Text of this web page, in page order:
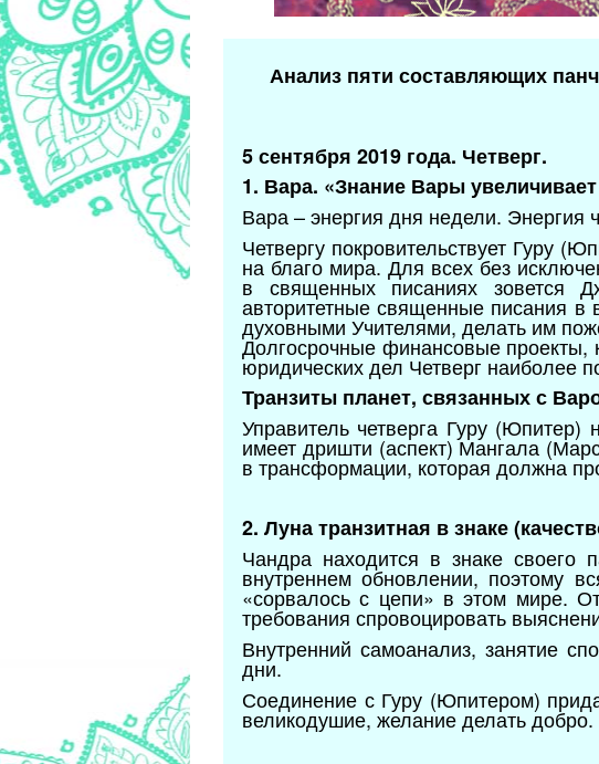
Анализ пяти составляющих
5 сентября 2019 года. Четверг.
1. Вара. «Знание Вары
Вара – энергия дня недели. Энергия
Четвергу покровительствует Гуру
на благо мира. Для всех без
в священных писаниях зовется
авторитетные священные писания
духовными Учителями, делать им
Долгосрочные финансовые проекты,
юридических дел Четверг наиболее
Транзиты планет, связанных с
Управитель четверга Гуру
имеет дришти (аспект) Мангала
в трансформации, которая должна
2. Луна транзитная в знаке
Чандра находится в знаке своего
внутреннем обновлении, поэтому
«сорвалось с цепи» в этом мире.
требования спровоцировать
Внутренний самоанализ, занятие
дни.
Соединение с Гуру (Юпитером)
великодушие, желание делать добро.